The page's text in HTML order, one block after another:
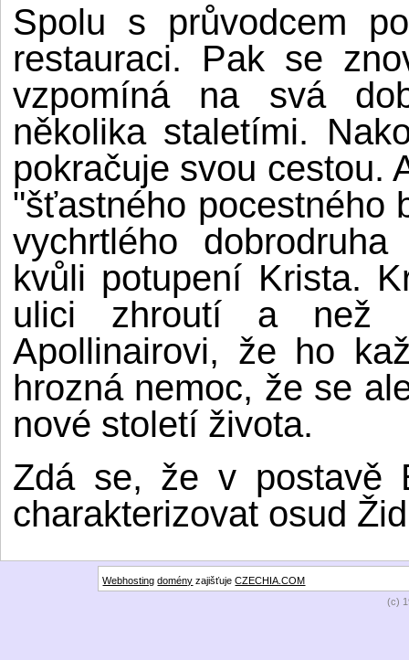
Spolu s průvodcem
restauraci. Pak se
vzpomíná na svá
několika staletími.
pokračuje svou cestou.
"šťastného pocestného
vychrtlého
kvůli potupení Krista.
ulici zhroutí a než
Apollinairovi, že ho
hrozná nemoc, že se
nové století života.
Zdá se, že v postavě
charakterizovat osud
Webhosting domény zajišťujeCZECHIA.COM
(c)